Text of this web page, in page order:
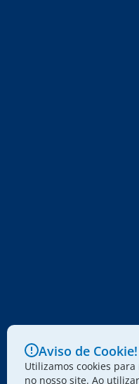
Aviso de Cookie!
Utilizamos cookies
no nosso site. Ao